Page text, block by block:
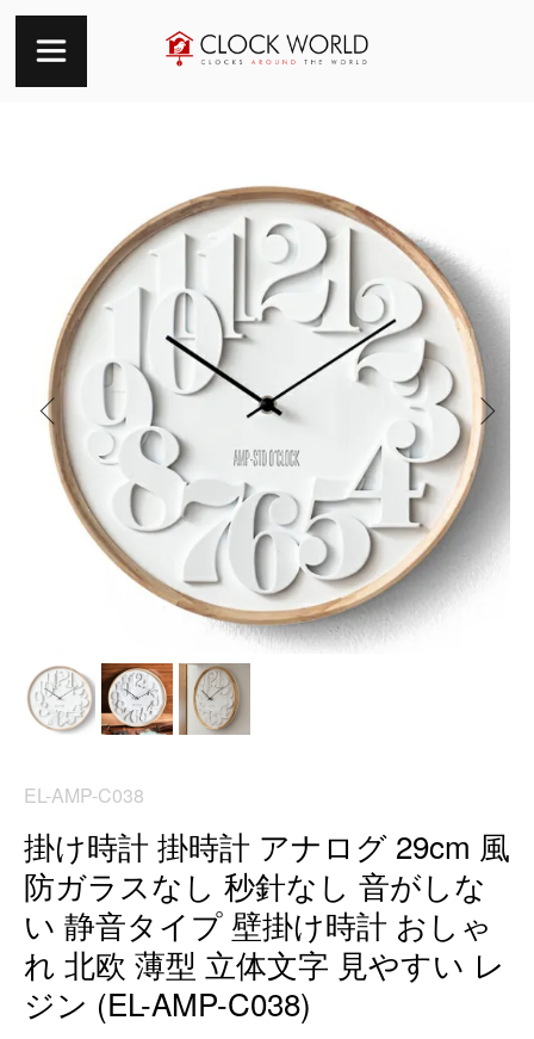
EL-AMP-C038
掛け時計 掛時計 アナログ 29cm 風
防ガラスなし 秒針なし 音がしな
い 静音タイプ 壁掛け時計 おしゃ
れ 北欧 薄型 立体文字 見やすい レ
ジン (EL-AMP-C038)